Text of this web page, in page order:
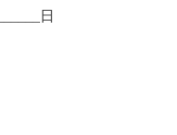
日